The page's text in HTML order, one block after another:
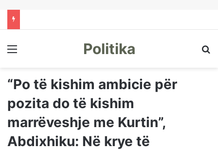
Menu Politika
“Po të kishim ambicie për
pozita do të kishim
marrëveshje me Kurtin”,
Abdixhiku: Në krye të